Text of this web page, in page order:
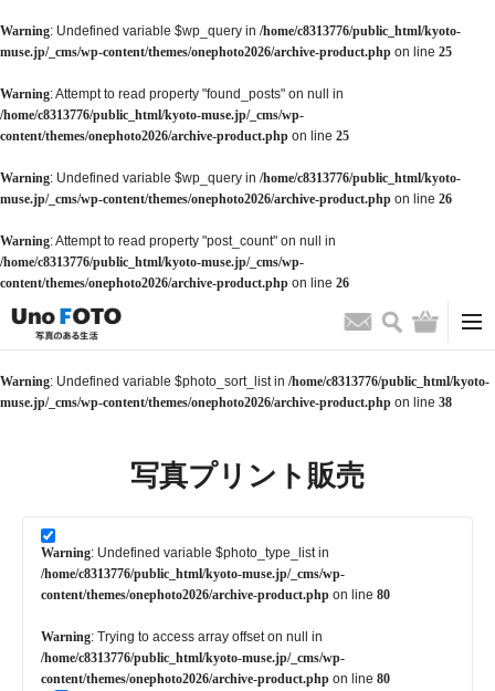
Warning: Undefined variable $wp_query in /home/c8313776/public_html/kyoto-
muse.jp/_cms/wp-content/themes/onephoto2026/archive-product.php on line 25
Warning: Attempt to read property "found_posts" on null in
/home/c8313776/public_html/kyoto-muse.jp/_cms/wp-
content/themes/onephoto2026/archive-product.php on line 25
Warning: Undefined variable $wp_query in /home/c8313776/public_html/kyoto-
muse.jp/_cms/wp-content/themes/onephoto2026/archive-product.php on line 26
Warning: Attempt to read property "post_count" on null in
/home/c8313776/public_html/kyoto-muse.jp/_cms/wp-
content/themes/onephoto2026/archive-product.php on line 26
お問い合わせ
検索 バッグ
Warning: Undefined variable $photo_sort_list in /home/c8313776/public_html/kyoto-
muse.jp/_cms/wp-content/themes/onephoto2026/archive-product.php on line 38
写真プリント販売
Warning: Undefined variable $photo_type_list in
/home/c8313776/public_html/kyoto-muse.jp/_cms/wp-
content/themes/onephoto2026/archive-product.php on line 80
Warning: Trying to access array offset on null in
/home/c8313776/public_html/kyoto-muse.jp/_cms/wp-
content/themes/onephoto2026/archive-product.php on line 80